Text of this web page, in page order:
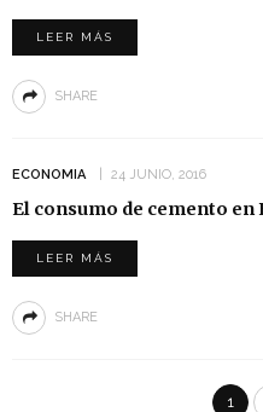
LEER MÁS
SHARE
ECONOMIA 24 JUNIO, 2016
El consumo de cemento en
LEER MÁS
SHARE
1